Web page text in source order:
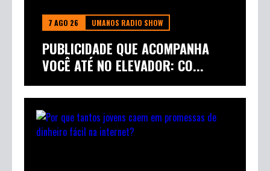
7 AGO 26 UMANOS RADIO SHOW
PUBLICIDADE QUE ACOMPANHA
VOCÊ ATÉ NO ELEVADOR: CO...